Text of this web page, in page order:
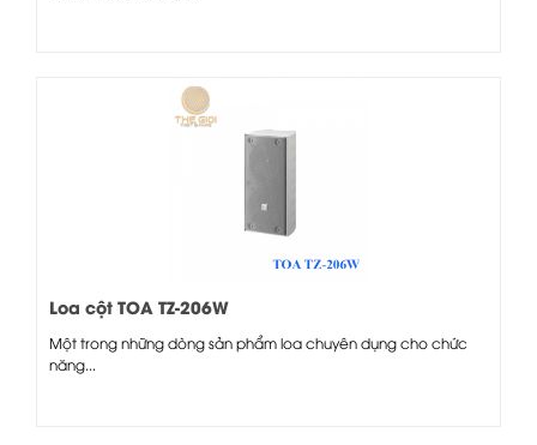
Loa cột TOA TZ-206W
Một trong những dòng sản phẩm loa chuyên dụng cho chức
năng...